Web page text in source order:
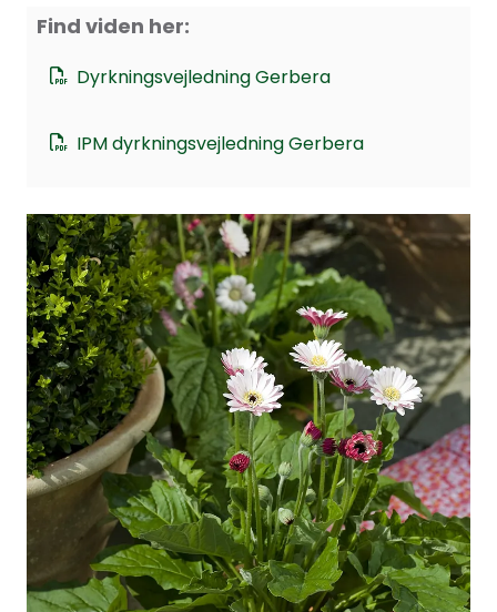
Find viden her:
Dyrkningsvejledning Gerbera
IPM dyrkningsvejledning Gerbera